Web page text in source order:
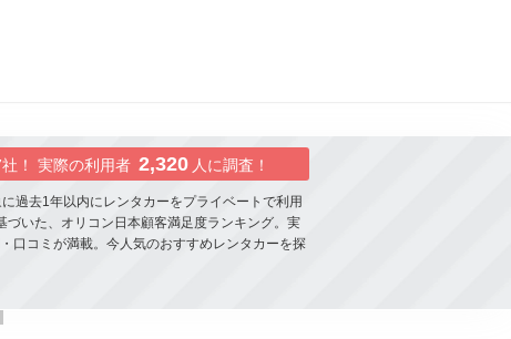
！ 実際の利用者 2,320 人に調査！
過去1年以内にレンタカーをプライベートで利用
づいた、オリコン日本顧客満足度ランキング。実
口コミが満載。今人気のおすすめレンタカーを探